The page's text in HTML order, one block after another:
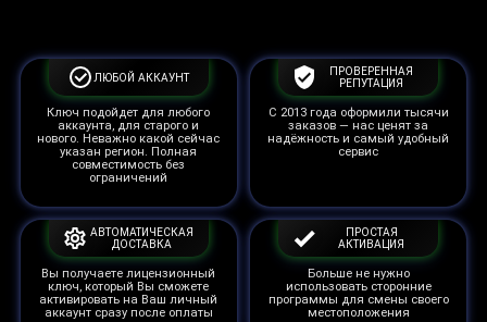
ЛЮБОЙ АККАУНТ
Ключ подойдет для любого
аккаунта, для старого и
нового. Неважно какой сейчас
указан регион. Полная
совместимость без
ограничений
ПРОВЕРЕННАЯ
РЕПУТАЦИЯ
С 2013 года оформили тысячи
заказов — нас ценят за
надёжность и самый удобный
сервис
АВТОМАТИЧЕСКАЯ
ДОСТАВКА
Вы получаете лицензионный
ключ, который Вы сможете
активировать на Ваш личный
аккаунт сразу после оплаты
ПРОСТАЯ
АКТИВАЦИЯ
Больше не нужно
использовать сторонние
программы для смены своего
местоположения